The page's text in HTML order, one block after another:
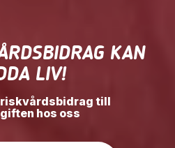
KAN
LIV!
till
hos oss